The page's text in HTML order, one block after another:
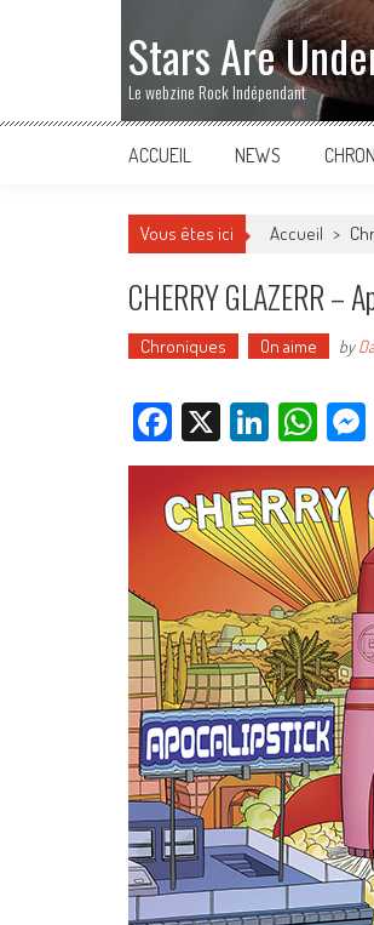
Stars Are
Le webzine Rock Indépendant
ACCUEIL NEWS
Vous êtes ici Accueil >
CHERRY GLAZERR –
Chroniques On aime by
Facebook
X